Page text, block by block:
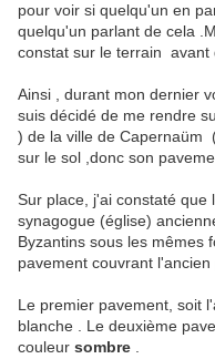
pour voir si quelqu'un en
quelqu'un parlant de cela
constat sur le terrain avant
Ainsi , durant mon dernier
suis décidé de me rendre
) de la ville de Capernaüm
sur le sol ,donc son
Sur place, j'ai constaté que
synagogue (église)
Byzantins sous les mêmes
pavement couvrant l'ancien
Le premier pavement, soit
blanche . Le deuxième
couleur sombre